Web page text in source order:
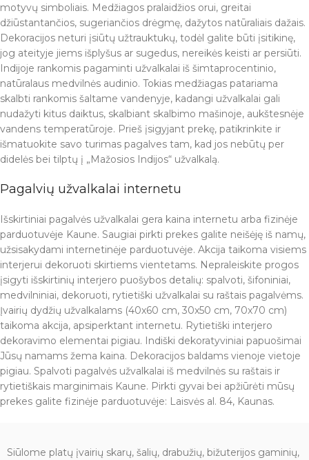
motyvų simboliais. Medžiagos pralaidžios orui, greitai
džiūstantančios, sugeriančios drėgmę, dažytos natūraliais dažais.
Dekoracijos neturi įsiūtų užtrauktukų, todėl galite būti įsitikinę,
jog ateityje jiems išplyšus ar sugedus, nereikės keisti ar persiūti.
Indijoje rankomis pagaminti užvalkalai iš šimtaprocentinio,
natūralaus medvilnės audinio. Tokias medžiagas patariama
skalbti rankomis šaltame vandenyje, kadangi užvalkalai gali
nudažyti kitus daiktus, skalbiant skalbimo mašinoje, aukštesnėje
vandens temperatūroje. Prieš įsigyjant prekę, patikrinkite ir
išmatuokite savo turimas pagalves tam, kad jos nebūtų per
didelės bei tilptų į „Mažosios Indijos“ užvalkalą.
Pagalvių užvalkalai internetu
Išskirtiniai pagalvės užvalkalai gera kaina internetu arba fizinėje
parduotuvėje Kaune. Saugiai pirkti prekes galite neišėję iš namų,
užsisakydami internetinėje parduotuvėje. Akcija taikoma visiems
interjerui dekoruoti skirtiems vientetams. Nepraleiskite progos
įsigyti išskirtinių interjero puošybos detalių: spalvoti, šifoniniai,
medvilniniai, dekoruoti, rytietiški užvalkalai su raštais pagalvėms.
Įvairių dydžių užvalkalams (40x60 cm, 30x50 cm, 70x70 cm)
taikoma akcija, apsiperktant internetu. Rytietiški interjero
dekoravimo elementai pigiau. Indiški dekoratyviniai papuošimai
Jūsų namams žema kaina. Dekoracijos baldams vienoje vietoje
pigiau. Spalvoti pagalvės užvalkalai iš medvilnės su raštais ir
rytietiškais marginimais Kaune. Pirkti gyvai bei apžiūrėti mūsų
prekes galite fizinėje parduotuvėje: Laisvės al. 84, Kaunas.
Siūlome platų įvairių skarų, šalių, drabužių, bižuterijos gaminių,